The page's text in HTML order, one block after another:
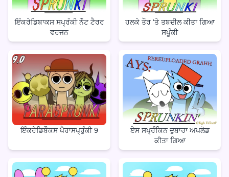
ਇੰਕਰੇਡਿਬਾਕਸ ਸਪ੍ਰੰਕੀ ਨੌਟ ਟੈਰਰ
ਵਰਜਨ
ਹਲਕੇ ਤੌਰ 'ਤੇ ਤਬਦੀਲ ਕੀਤਾ ਗਿਆ
ਸਪੂੰਕੀ
ਇੰਕਰੇਡਿਬੌਕਸ ਪੈਰਾਸਪ੍ਰੁੰਕੀ 9
ਏਸ ਸਪ੍ਰੰਕਿਨ ਦੁਬਾਰਾ ਅਪਲੋਡ
ਕੀਤਾ ਗਿਆ